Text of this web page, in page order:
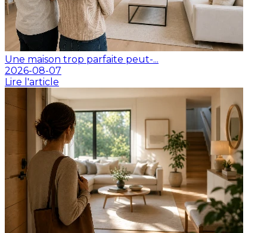
Une maison trop parfaite peut-...
2026-08-07
Lire l'article